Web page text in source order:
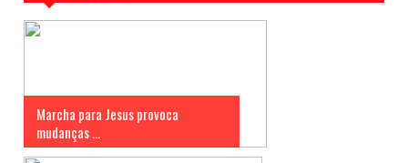
Marcha para Jesus provoca
mudanças ...